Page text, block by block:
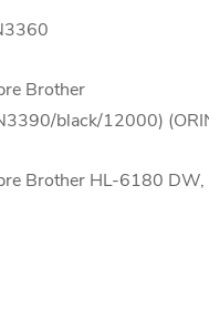
Brother
black/12000)
Brother HL-6180